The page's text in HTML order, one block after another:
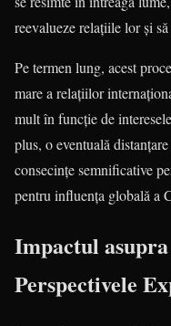
reevalueze relațiile lor și
Pe termen lung, acest
mare a relațiilor
mult în funcție de
plus, o eventuală
consecințe semnificative
pentru influența globală a
Impactul
Perspectivele